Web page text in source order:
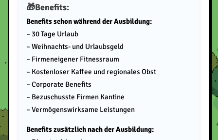
Benefits:
Benefits schon während der Ausbildung:
– 30 Tage Urlaub
– Weihnachts- und Urlaubsgeld
– Firmeneigener Fitnessraum
– Kostenloser Kaffee und regionales Obst
– Corporate Benefits
– Bezuschusste Firmen Kantine
– Vermögenswirksame Leistungen
Benefits zusätzlich nach der Ausbildung: